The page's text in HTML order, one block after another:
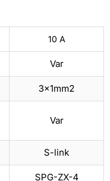
10 A
Var
3x1mm2
Var
S-link
SPG-ZX-4